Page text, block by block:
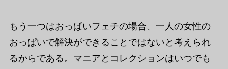
もう一つはおっぱいフェチの場合、一人の女性の
おっぱいで解決ができることではないと考えられ
るからである。マニアとコレクションはいつでも